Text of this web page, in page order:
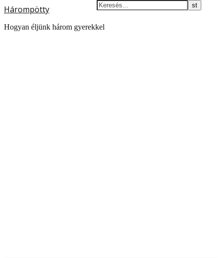
Hárompötty
Hogyan éljünk három gyerekkel